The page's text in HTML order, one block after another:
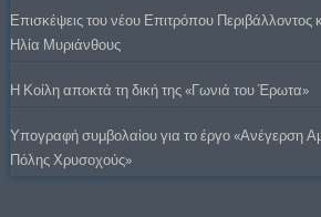
Επισκέψεις του νέου Επιτρόπου
Ηλία Μυριάνθους
Η Κοίλη αποκτά τη δική της «Γωνιά του Έρωτα»
Υπογραφή συμβολαίου για το έργο «Ανέγερση
Πόλης Χρυσοχούς»